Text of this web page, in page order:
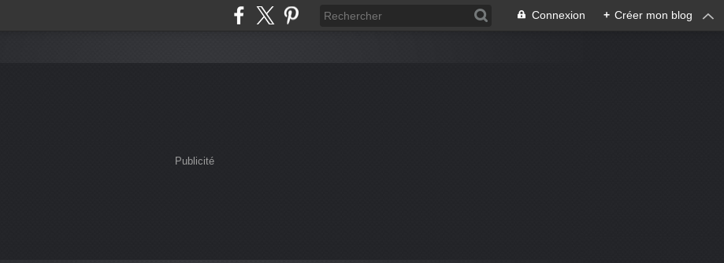
Connexion + Créer mon blog
Publicité